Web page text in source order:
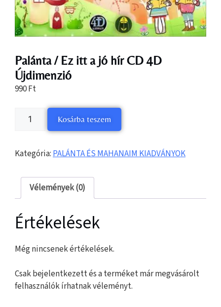
Palánta / Ez itt a jó hír CD 4D
Újdimenzió
990Ft
Kosárba teszem
Kategória:PALÁNTA ÉS MAHANAIM KIADVÁNYOK
Vélemények (0)
Értékelések
Még nincsenek értékelések.
Csak bejelentkezett és a terméket már megvásárolt
felhasználók írhatnak véleményt.